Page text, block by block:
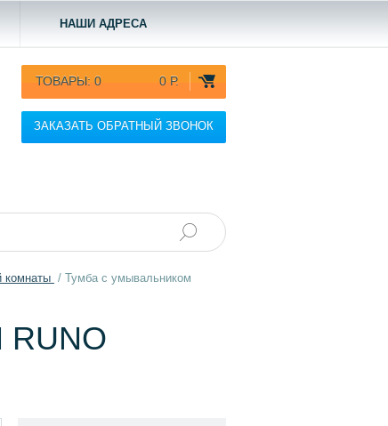
НАШИ АДРЕСА
ТОВАРЫ: 0 0 Р.
ЗАКАЗАТЬ ОБРАТНЫЙ ЗВОНОК
комнаты / Тумба с умывальником